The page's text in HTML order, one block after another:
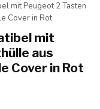
mit Peugeot 2 Tasten
Cover in Rot
mit
aus
Cover in Rot